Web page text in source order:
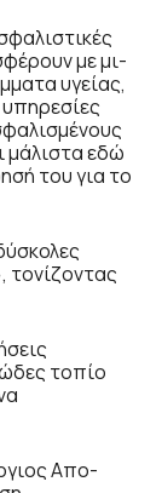
με μι-
υγείας,
μάλιστα εδώ
του για το
τονίζοντας
τοπίο
Απο-